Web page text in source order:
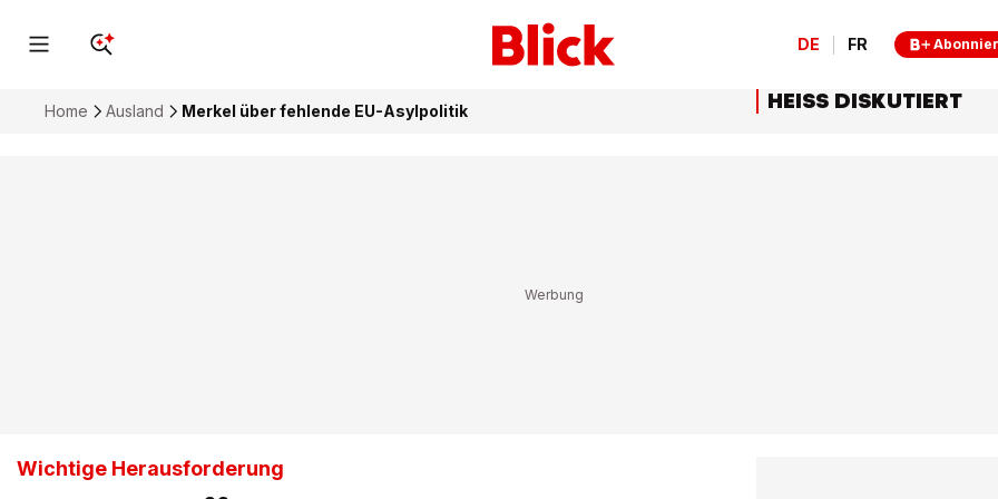
DE FR
Home Ausland Merkel über fehlende EU-Asylpolitik
Wichtige Herausforderung
HEISS DISKUTIERT